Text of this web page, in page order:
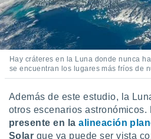
Hay cráteres en la Luna donde nunca
se encuentran los lugares más fríos de
Además de este estudio, la
otros escenarios
presente en laalineación
Solar que ya puede ser vista